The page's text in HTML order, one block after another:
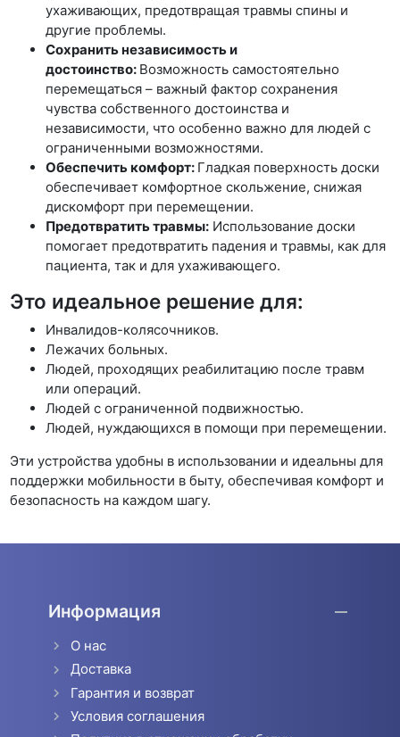
ухаживающих, предотвращая травмы спины и
другие проблемы.
Сохранить независимость и
достоинство: Возможность самостоятельно
перемещаться – важный фактор сохранения
чувства собственного достоинства и
независимости, что особенно важно для людей с
ограниченными возможностями.
Обеспечить комфорт: Гладкая поверхность доски
обеспечивает комфортное скольжение, снижая
дискомфорт при перемещении.
Предотвратить травмы: Использование доски
помогает предотвратить падения и травмы, как для
пациента, так и для ухаживающего.
Это идеальное решение для:
Инвалидов-колясочников.
Лежачих больных.
Людей, проходящих реабилитацию после травм
или операций.
Людей с ограниченной подвижностью.
Людей, нуждающихся в помощи при перемещении.
Эти устройства удобны в использовании и идеальны для
поддержки мобильности в быту, обеспечивая комфорт и
безопасность на каждом шагу.
Информация
О нас
Доставка
Гарантия и возврат
Условия соглашения